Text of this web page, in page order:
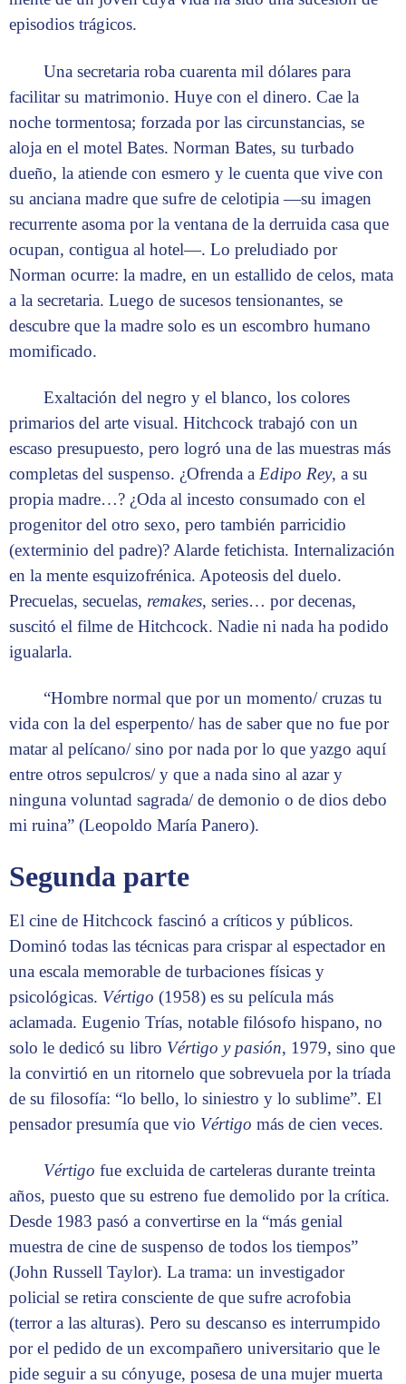
episodios trágicos.
Una secretaria roba cuarenta mil dólares para
facilitar su matrimonio. Huye con el dinero. Cae la
noche tormentosa; forzada por las circunstancias, se
aloja en el motel Bates. Norman Bates, su turbado
dueño, la atiende con esmero y le cuenta que vive con
su anciana madre que sufre de celotipia —su imagen
recurrente asoma por la ventana de la derruida casa que
ocupan, contigua al hotel—. Lo preludiado por
Norman ocurre: la madre, en un estallido de celos, mata
a la secretaria. Luego de sucesos tensionantes, se
descubre que la madre solo es un escombro humano
momificado.
Exaltación del negro y el blanco, los colores
primarios del arte visual. Hitchcock trabajó con un
escaso presupuesto, pero logró una de las muestras más
completas del suspenso. ¿Ofrenda a Edipo Rey, a su
propia madre…? ¿Oda al incesto consumado con el
progenitor del otro sexo, pero también parricidio
(exterminio del padre)? Alarde fetichista. Internalización
en la mente esquizofrénica. Apoteosis del duelo.
Precuelas, secuelas, remakes, series… por decenas,
suscitó el filme de Hitchcock. Nadie ni nada ha podido
igualarla.
“Hombre normal que por un momento/ cruzas tu
vida con la del esperpento/ has de saber que no fue por
matar al pelíca­no/ sino por nada por lo que yazgo aquí
entre otros sepulcros/ y que a nada sino al azar y
ninguna volun­tad sagrada/ de demonio o de dios debo
mi ruina” (Leopoldo María Panero).
Segunda parte
El cine de Hitchcock fascinó a críticos y públicos.
Dominó todas las técnicas para crispar al espectador en
una escala memorable de turbaciones físicas y
psicológicas. Vértigo (1958) es su película más
aclamada. Eugenio Trías, notable filósofo hispano, no
solo le dedicó su libro Vértigo y pasión, 1979, sino que
la convirtió en un ritornelo que sobrevuela por la tríada
de su filosofía: “lo bello, lo siniestro y lo sublime”. El
pensador presumía que vio Vértigo más de cien veces.
Vértigo fue excluida de carteleras durante treinta
años, puesto que su estreno fue demolido por la crítica.
Desde 1983 pasó a convertirse en la “más genial
muestra de cine de suspenso de todos los tiempos”
(John Russell Taylor). La trama: un investigador
policial se retira consciente de que sufre acrofobia
(terror a las alturas). Pero su descanso es interrumpido
por el pedido de un excompañero universitario que le
pide seguir a su cónyuge, posesa de una mujer muerta